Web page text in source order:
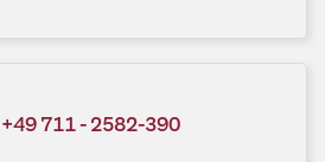
+49 711 - 2582-390